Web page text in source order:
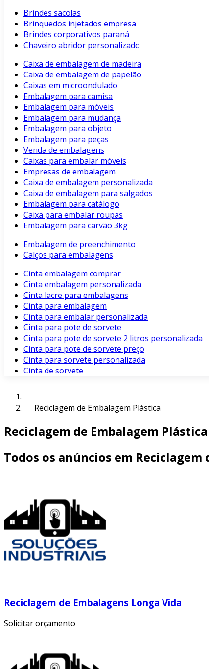
Brindes sacolas
Brinquedos injetados empresa
Brindes corporativos paraná
Chaveiro abridor personalizado
Caixa de embalagem de madeira
Caixa de embalagem de papelão
Caixas em microondulado
Embalagem para camisa
Embalagem para móveis
Embalagem para mudança
Embalagem para objeto
Embalagem para peças
Venda de embalagens
Caixas para embalar móveis
Empresas de embalagem
Caixa de embalagem personalizada
Caixa de embalagem para salgados
Embalagem para catálogo
Caixa para embalar roupas
Embalagem para carvão 3kg
Embalagem de preenchimento
Calços para embalagens
Cinta embalagem comprar
Cinta embalagem personalizada
Cinta lacre para embalagens
Cinta para embalagem
Cinta para embalar personalizada
Cinta para pote de sorvete
Cinta para pote de sorvete 2 litros personalizada
Cinta para pote de sorvete preço
Cinta para sorvete personalizada
Cinta de sorvete
Reciclagem de Embalagem Plástica
Reciclagem de Embalagem Plástica
Todos os anúncios em Reciclagem
Reciclagem de Embalagens Longa Vida
Solicitar orçamento